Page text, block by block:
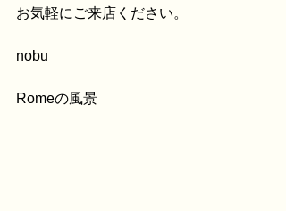
お気軽にご来店ください。
nobu
Romeの風景